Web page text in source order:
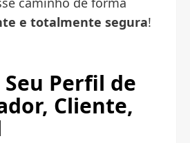
e totalmente segura!
Perfil de
, Cliente,